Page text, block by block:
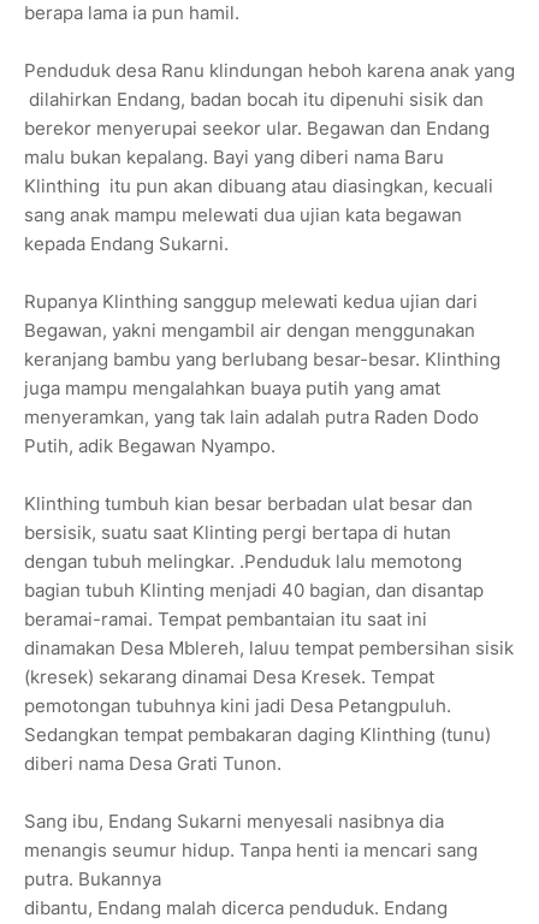
berapa lama ia pun hamil.
Penduduk desa Ranu klindungan heboh karena anak yang
dilahirkan Endang, badan bocah itu dipenuhi sisik dan
berekor menyerupai seekor ular. Begawan dan Endang
malu bukan kepalang. Bayi yang diberi nama Baru
Klinthing itu pun akan dibuang atau diasingkan, kecuali
sang anak mampu melewati dua ujian kata begawan
kepada Endang Sukarni.
Rupanya Klinthing sanggup melewati kedua ujian dari
Begawan, yakni mengambil air dengan menggunakan
keranjang bambu yang berlubang besar-besar. Klinthing
juga mampu mengalahkan buaya putih yang amat
menyeramkan, yang tak lain adalah putra Raden Dodo
Putih, adik Begawan Nyampo.
Klinthing tumbuh kian besar berbadan ulat besar dan
bersisik, suatu saat Klinting pergi bertapa di hutan
dengan tubuh melingkar. .Penduduk lalu memotong
bagian tubuh Klinting menjadi 40 bagian, dan disantap
beramai-ramai. Tempat pembantaian itu saat ini
dinamakan Desa Mblereh, laluu tempat pembersihan sisik
(kresek) sekarang dinamai Desa Kresek. Tempat
pemotongan tubuhnya kini jadi Desa Petangpuluh.
Sedangkan tempat pembakaran daging Klinthing (tunu)
diberi nama Desa Grati Tunon.
Sang ibu, Endang Sukarni menyesali nasibnya dia
menangis seumur hidup. Tanpa henti ia mencari sang
putra. Bukannya
dibantu, Endang malah dicerca penduduk. Endang